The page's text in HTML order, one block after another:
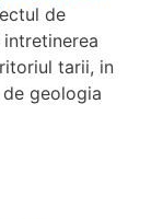
de
tarii, in
geologia